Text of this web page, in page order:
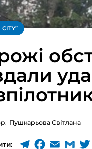
Пушкарьова Світлана